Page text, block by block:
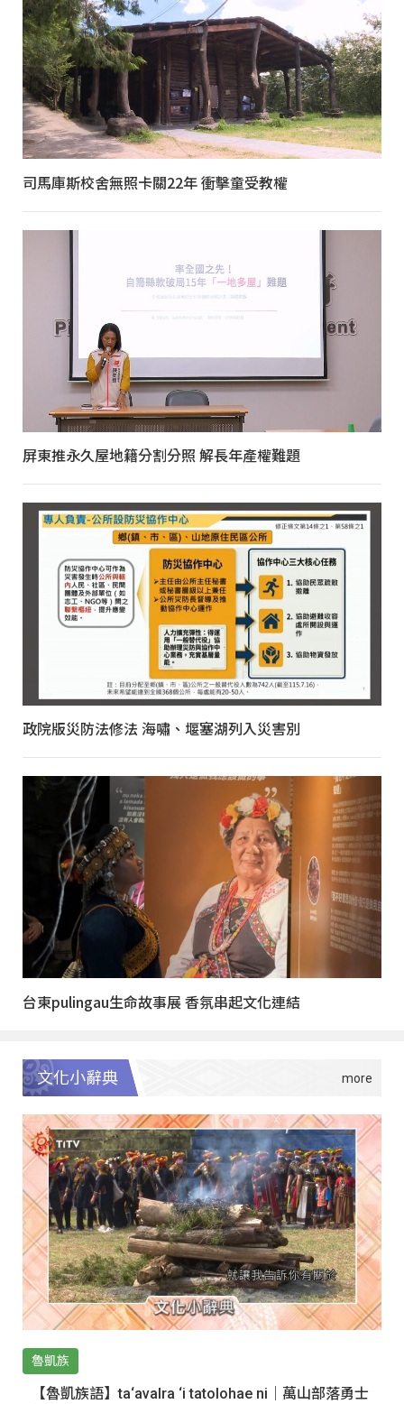
司馬庫斯校舍無照卡關22年 衝擊童受教權
屏東推永久屋地籍分割分照 解長年產權難題
政院版災防法修法 海嘯、堰塞湖列入災害別
台東pulingau生命故事展 香氛串起文化連結
文化小辭典
魯凱族
【魯凱族語】ta‘avalra ‘i tatolohae ni｜萬山部落勇士